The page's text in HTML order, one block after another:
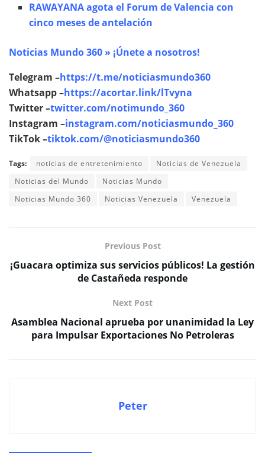
RAWAYANA agota el Forum de Valencia con
cinco meses de antelación
Noticias Mundo 360 » ¡Únete a nosotros!
Telegram –https://t.me/noticiasmundo360
Whatsapp –https://acortar.link/lTvyna
Twitter –twitter.com/notimundo_360
Instagram –instagram.com/noticiasmundo_360
TikTok –tiktok.com/@noticiasmundo360
Tags: noticias de entretenimiento
Noticias de Venezuela
Noticias del Mundo
Noticias Mundo
Noticias Mundo 360
Noticias Venezuela Venezuela
Previous Post
¡Guacara optimiza sus servicios públicos! La gestión
de Castañeda responde
Next Post
Asamblea Nacional aprueba por unanimidad la Ley
para Impulsar Exportaciones No Petroleras
Peter